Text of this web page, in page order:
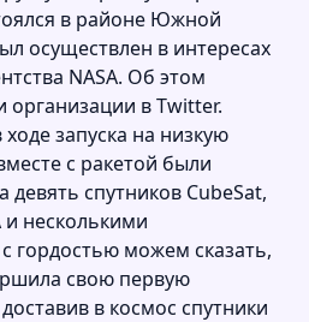
в районе Южной
осуществлен в интересах
NASA. Об этом
организации в Twitter.
запуска на низкую
с ракетой были
спутников CubeSat,
и несколькими
гордостью можем сказать,
свою первую
в космос спутники